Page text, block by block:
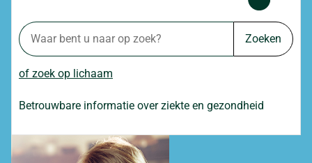
Zoeken
of zoek op lichaam
Betrouwbare informatie over ziekte en gezondheid